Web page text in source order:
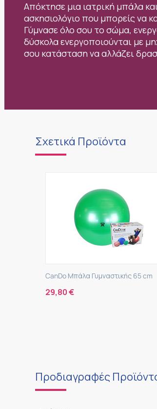
Απόκτησε μια ιατρική μπάλα
ασκησιολόγιο που μπορείς να
Γύμνασε όλο σου το σώμα,
δύσκολα ενεργοποιούνται με
σου κατάσταση να αλλάζει
Σχετικά Προϊόντα
CanDo Μπάλα Γυμναστικής 65 cm
29,80€
Προδιαγραφές